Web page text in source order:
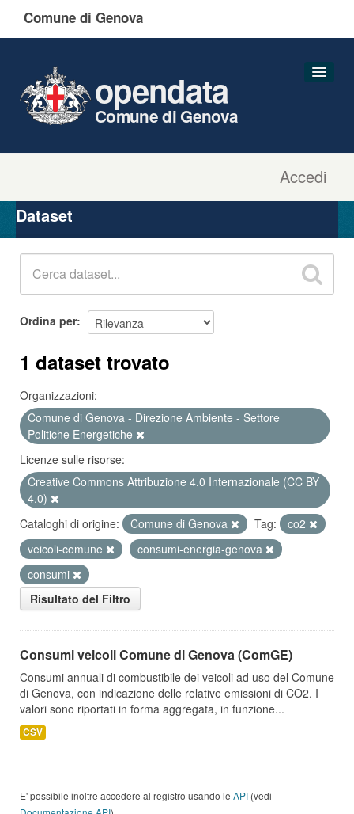
Comune di Genova
Accedi
opendata
Comune di Genova
Organizzazioni
Gruppi
Dataset
Ordina per
1 dataset trovato
Organizzazioni:
Comune di Genova - Direzione Ambiente - Settore
Politiche Energetiche
Licenze sulle risorse:
Creative Commons Attribuzione 4.0 Internazionale (CC BY
4.0)
Cataloghi di origine:
Comune di Genova Tag:
co2
veicoli-comune
consumi-energia-genova
consumi
Risultato del Filtro
Consumi veicoli Comune di Genova (ComGE)
Consumi annuali di combustibile dei veicoli ad uso del Comune
di Genova, con indicazione delle relative emissioni di CO2. I
valori sono riportati in forma aggregata, in funzione...
CSV
E' possibile inoltre accedere al registro usando le API (vedi